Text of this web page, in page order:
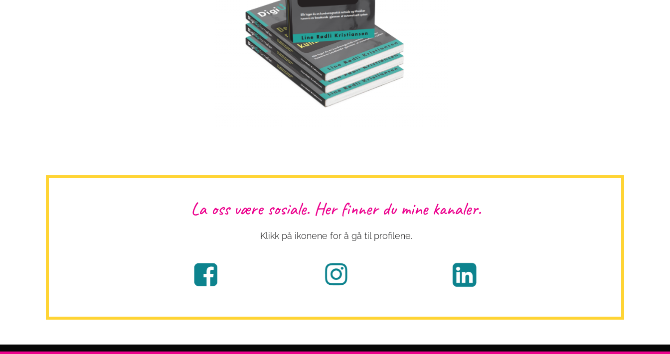
La oss være sosiale. Her finner du mine kanaler.
Klikk på ikonene for å gå til profilene.